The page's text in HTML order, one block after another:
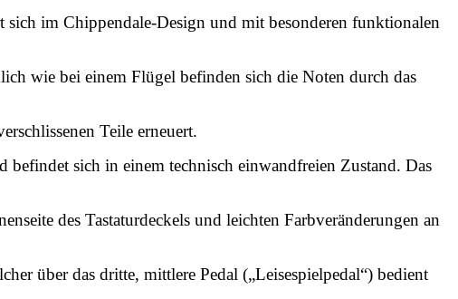
im Chippendale-Design und mit besonderen funktionalen
wie bei einem Flügel befinden sich die Noten durch das
Teile erneuert.
sich in einem technisch einwandfreien Zustand. Das
des Tastaturdeckels und leichten Farbveränderungen an
über das dritte, mittlere Pedal („Leisespielpedal“) bedient